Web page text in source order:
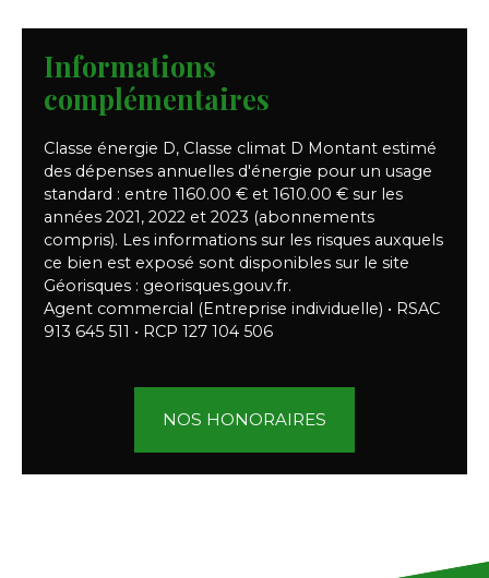
Informations
complémentaires
Classe énergie D, Classe climat D Montant estimé
des dépenses annuelles d'énergie pour un usage
standard : entre 1160.00 € et 1610.00 € sur les
années 2021, 2022 et 2023 (abonnements
compris). Les informations sur les risques auxquels
ce bien est exposé sont disponibles sur le site
Géorisques : georisques.gouv.fr.
Agent commercial (Entreprise individuelle) • RSAC
913 645 511 • RCP 127 104 506
NOS HONORAIRES